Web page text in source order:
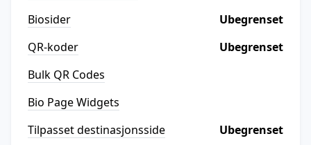
Biosider
Ubegrenset
QR-koder
Ubegrenset
Bulk QR Codes
Bio Page Widgets
Tilpasset destinasjonsside
Ubegrenset